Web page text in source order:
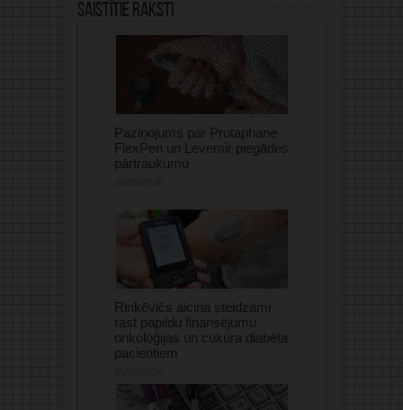
Saistītie raksti
Paziņojums par Protaphane
FlexPen un Levemir piegādes
pārtraukumu
Rinkēvičs aicina steidzami
rast papildu finansējumu
onkoloģijas un cukura diabēta
pacientiem